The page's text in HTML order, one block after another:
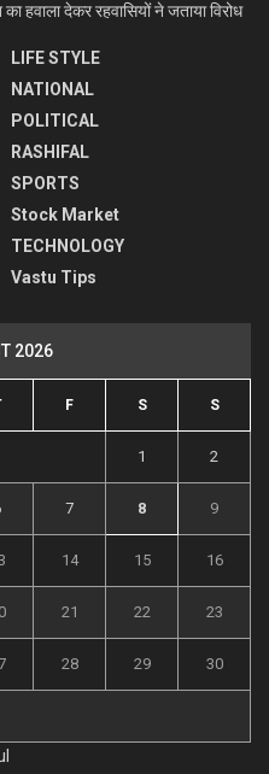
हवाला देकर रहवासियों ने जताया विरोध
LIFE STYLE
NATIONAL
POLITICAL
RASHIFAL
SPORTS
Stock Market
TECHNOLOGY
Vastu Tips
2026
F S S
1 2
7 8 9
14 15 16
21 22 23
28 29 30